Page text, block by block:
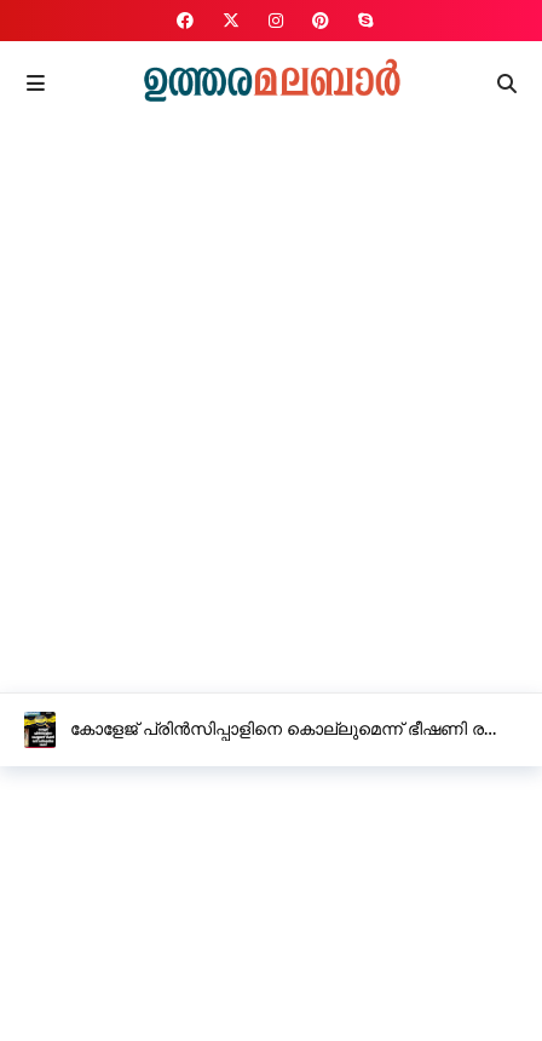
കോളേജ് പ്രിൻസിപ്പാളിനെ കൊല്ലുമെന്ന് ഭീഷണി രണ്ട്